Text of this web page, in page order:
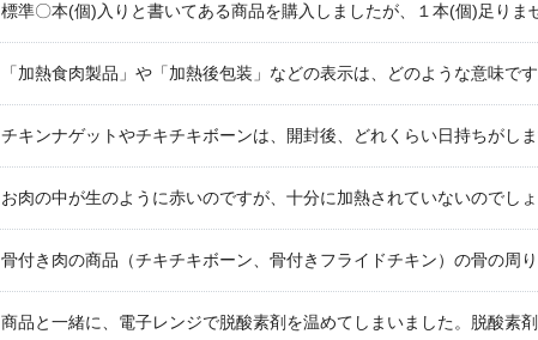
標準〇本(個)入りと書いてある商品を購入しましたが、１本(個)足りま
「加熱食肉製品」や「加熱後包装」などの表示は、どのような意味です
チキンナゲットやチキチキボーンは、開封後、どれくらい日持ちがしま
お肉の中が生のように赤いのですが、十分に加熱されていないのでしょ
骨付き肉の商品（チキチキボーン、骨付きフライドチキン）の骨の周
商品と一緒に、電子レンジで脱酸素剤を温めてしまいました。脱酸素